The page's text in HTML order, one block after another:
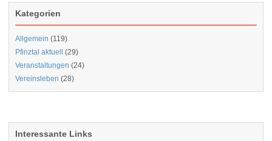
Kategorien
Allgemein (119)
Pfinztal aktuell (29)
Veranstaltungen (24)
Vereinsleben (28)
Interessante Links